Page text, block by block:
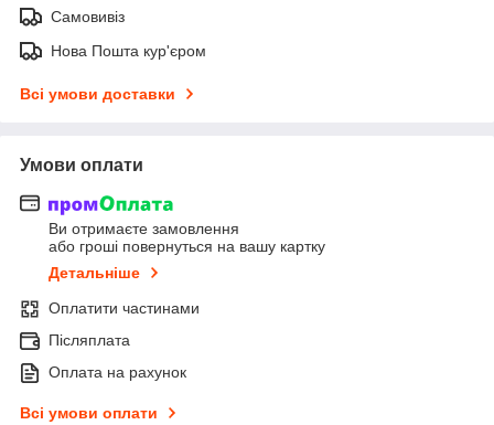
Самовивіз
Нова Пошта кур'єром
Всі умови доставки
Умови оплати
Ви отримаєте замовлення
або гроші повернуться на вашу картку
Детальніше
Оплатити частинами
Післяплата
Оплата на рахунок
Всі умови оплати